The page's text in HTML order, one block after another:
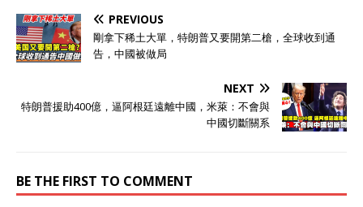
PREVIOUS
剛拿下稀土大單，特朗普又要開第二槍，全球收到通
告，中國被做局
NEXT
特朗普援助400億，逼阿根廷遠離中國，米萊：不會與
中國切斷關系
BE THE FIRST TO COMMENT